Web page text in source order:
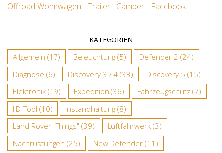
Offroad Wohnwagen - Trailer - Camper - Facebook
KATEGORIEN
Allgemein (17) Beleuchtung (5) Defender 2 (24)
Diagnose (6) Discovery 3 / 4 (33) Discovery 5 (15)
Elektronik (19) Expedition (36) Fahrzeugschutz (7)
IID-Tool (10) Instandhaltung (8)
Land Rover "Things" (39) Luftfahrwerk (3)
Nachrüstungen (25) New Defender (11)